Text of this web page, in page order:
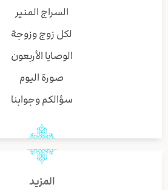
السراج المنير
لكل زوج وزوجة
الوصايا الأربعون
صورة اليوم
سؤالكم وجوابنا
المزيد